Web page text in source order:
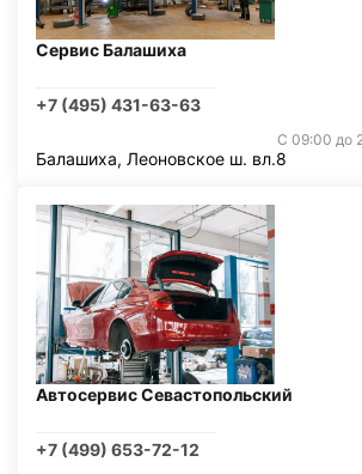
Сервис Балашиха
+7 (495) 431-63-63
С 09:00 до
Балашиха, Леоновское ш. вл.8
Автосервис Севастопольский
+7 (499) 653-72-12